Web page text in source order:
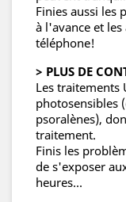
Finies aussi les
à l'avance et
téléphone!
> PLUS DE
Les traitements
photosensibles
psoralènes),
traitement.
Finis les
de s'exposer
heures...